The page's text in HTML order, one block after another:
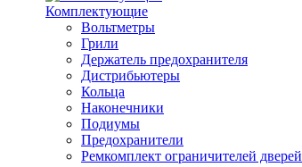
Комплектующие
Вольтметры
Грили
Держатель предохранителя
Дистрибьютеры
Кольца
Наконечники
Подиумы
Предохранители
Ремкомплект ограничителей дверей